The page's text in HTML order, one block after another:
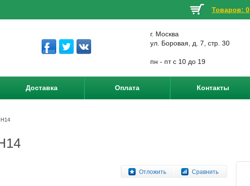
Товаров: 0
г. Москва
ул. Боровая, д. 7, стр. 30
пн - пт с 10 до 19
Доставка Оплата Контакты
Н14
Отложить Сравнить